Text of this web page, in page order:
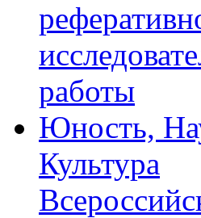
работы
Юность,
Культура